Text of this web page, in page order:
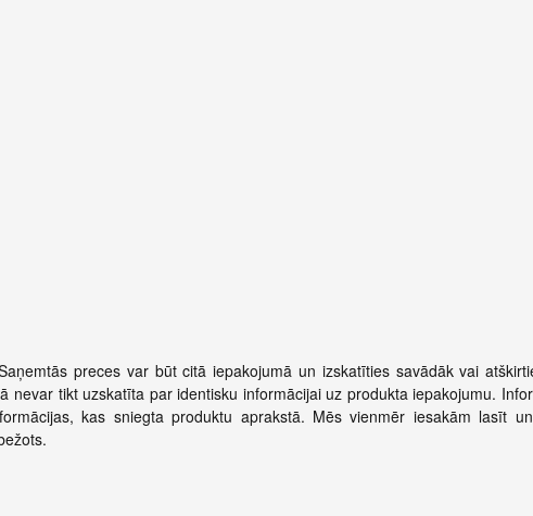
preces var būt citā iepakojumā un izskatīties savādāk vai
tikt uzskatīta par identisku informācijai uz produkta iepakojumu.
kas sniegta produktu aprakstā. Mēs vienmēr iesakām lasīt